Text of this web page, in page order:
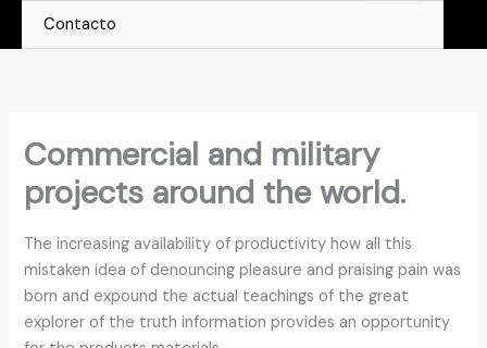
Contacto
Commercial and military
projects around the world.
The increasing availability of productivity how all this
mistaken idea of denouncing pleasure and praising pain was
born and expound the actual teachings of the great
explorer of the truth information provides an opportunity